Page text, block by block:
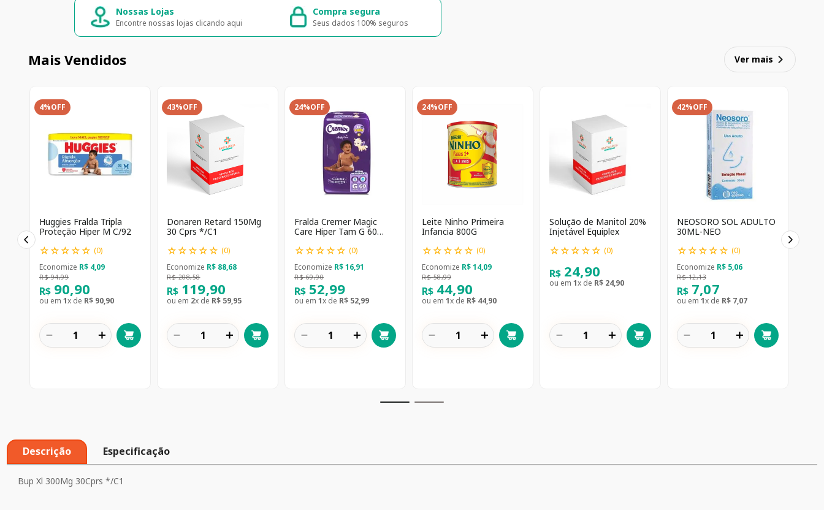
Nossas Lojas
Encontre nossas lojas clicando aqui
Compra segura
Seus dados 100% seguros
Mais Vendidos Ver mais
4%OFF
Huggies Fralda Tripla
Proteção Hiper M C/92
☆☆☆☆☆ (0)
Economize R$ 4,09
R$ 94,99
R$ 90,90
ou em 1x de R$ 90,90
＋
－
43%OFF
Donaren Retard 150Mg
30 Cprs */C1
☆☆☆☆☆ (0)
Economize R$ 88,68
R$ 208,58
R$ 119,90
ou em 2x de R$ 59,95
＋
－
24%OFF
Fralda Cremer Magic
Care Hiper Tam G 60
☆☆☆☆☆ (0)
Economize R$16,91
R$ 69,90
R$ 52,99
ou em 1x de R$ 52,99
＋
－
24%OFF
Leite Ninho Primeira
Infancia 800G
☆☆☆☆☆ (0)
Economize R$14,09
R$ 58,99
R$ 44,90
ou em 1x de R$ 44,90
＋
－
Solução de Manitol 20%
Injetável Equiplex
☆☆☆☆☆ (0)
R$ 24,90
ou em 1x de R$ 24,90
＋
－
42%OFF
NEOSORO SOL ADULTO
30ML-NEO
☆☆☆☆☆ (0)
Economize R$ 5,06
R$ 12,13
R$ 7,07
ou em 1x de R$ 7,07
＋
－
Descrição Especificação
Bup Xl 300Mg 30Cprs */C1